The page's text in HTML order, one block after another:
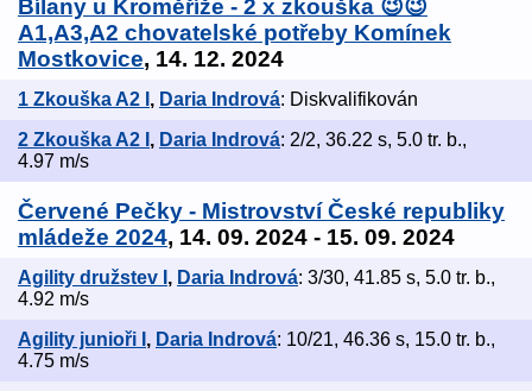
Bílany u Kroměříže - 2 x zkouška 😉😉
A1,A3,A2 chovatelské potřeby Komínek
Mostkovice, 14. 12. 2024
1 Zkouška A2 I , Daria Indrová: Diskvalifikován
2 Zkouška A2 I , Daria Indrová: 2/2, 36.22 s, 5.0 tr. b.,
4.97 m/s
Červené Pečky - Mistrovství České republiky
mládeže 2024, 14. 09. 2024 - 15. 09. 2024
Agility družstev I , Daria Indrová: 3/30, 41.85 s, 5.0 tr. b.,
4.92 m/s
Agility junioři I , Daria Indrová: 10/21, 46.36 s, 15.0 tr. b.,
4.75 m/s